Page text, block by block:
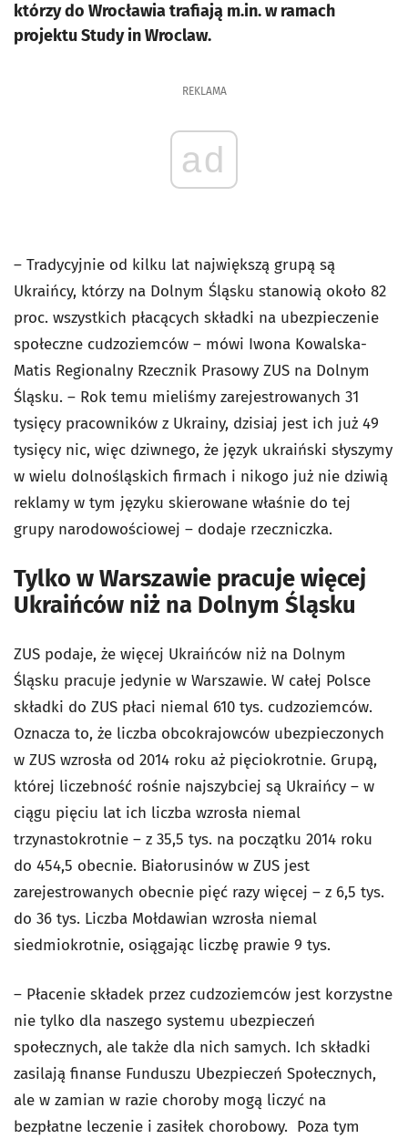
którzy do Wrocławia trafiają m.in. w ramach
projektu Study in Wroclaw.
REKLAMA
ad
– Tradycyjnie od kilku lat największą grupą są
Ukraińcy, którzy na Dolnym Śląsku stanowią około 82
proc. wszystkich płacących składki na ubezpieczenie
społeczne cudzoziemców – mówi Iwona Kowalska-
Matis Regionalny Rzecznik Prasowy ZUS na Dolnym
Śląsku. – Rok temu mieliśmy zarejestrowanych 31
tysięcy pracowników z Ukrainy, dzisiaj jest ich już 49
tysięcy nic, więc dziwnego, że język ukraiński słyszymy
w wielu dolnośląskich firmach i nikogo już nie dziwią
reklamy w tym języku skierowane właśnie do tej
grupy narodowościowej – dodaje rzeczniczka.
Tylko w Warszawie pracuje więcej
Ukraińców niż na Dolnym Śląsku
ZUS podaje, że więcej Ukraińców niż na Dolnym
Śląsku pracuje jedynie w Warszawie. W całej Polsce
składki do ZUS płaci niemal 610 tys. cudzoziemców.
Oznacza to, że liczba obcokrajowców ubezpieczonych
w ZUS wzrosła od 2014 roku aż pięciokrotnie. Grupą,
której liczebność rośnie najszybciej są Ukraińcy – w
ciągu pięciu lat ich liczba wzrosła niemal
trzynastokrotnie – z 35,5 tys. na początku 2014 roku
do 454,5 obecnie. Białorusinów w ZUS jest
zarejestrowanych obecnie pięć razy więcej – z 6,5 tys.
do 36 tys. Liczba Mołdawian wzrosła niemal
siedmiokrotnie, osiągając liczbę prawie 9 tys.
– Płacenie składek przez cudzoziemców jest korzystne
nie tylko dla naszego systemu ubezpieczeń
społecznych, ale także dla nich samych. Ich składki
zasilają finanse Funduszu Ubezpieczeń Społecznych,
ale w zamian w razie choroby mogą liczyć na
bezpłatne leczenie i zasiłek chorobowy. Poza tym